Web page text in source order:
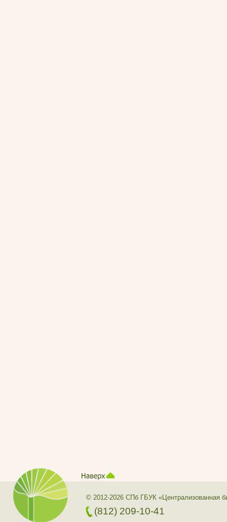
© 2012-2026 СПб ГБУК «Централизованная
(812) 209-10-41